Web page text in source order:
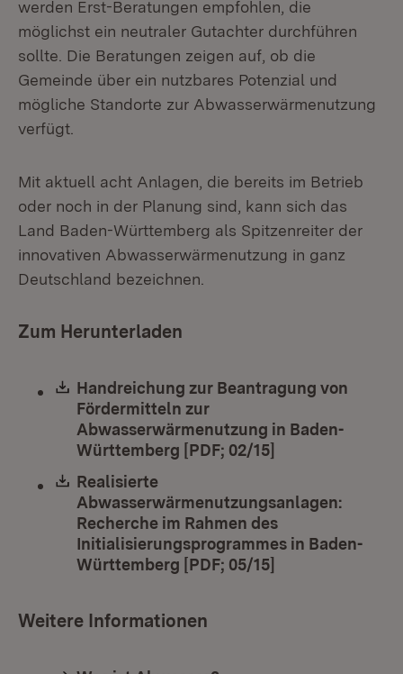
werden Erst-Beratungen empfohlen, die
möglichst ein neutraler Gutachter durchführen
sollte. Die Beratungen zeigen auf, ob die
Gemeinde über ein nutzbares Potenzial und
mögliche Standorte zur Abwasserwärmenutzung
verfügt.
Mit aktuell acht Anlagen, die bereits im Betrieb
oder noch in der Planung sind, kann sich das
Land Baden-Württemberg als Spitzenreiter der
innovativen Abwasserwärmenutzung in ganz
Deutschland bezeichnen.
Zum Herunterladen
Download:
Handreichung zur Beantragung von
Fördermitteln zur
Abwasserwärmenutzung in Baden-
Württemberg [PDF; 02/15]
Download:
Realisierte
Abwasserwärmenutzungsanlagen:
Recherche im Rahmen des
Initialisierungsprogrammes in Baden-
Württemberg [PDF; 05/15]
Weitere Informationen